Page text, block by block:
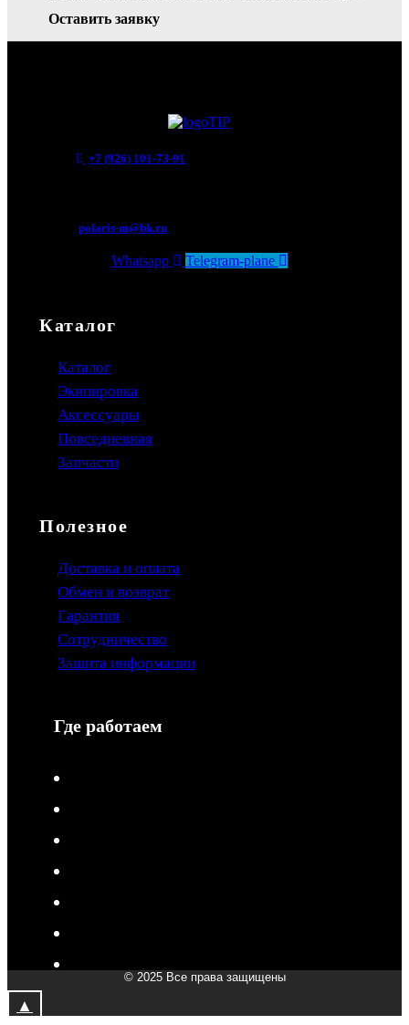
Оставить заявку
+7 (926) 101-73-91
polaris-m@bk.ru
Whatsapp Telegram-plane
Каталог
Каталог
Экипировка
Аксессуары
Повседневная
Запчасти
Полезное
Доставка и оплата
Обмен и возврат
Гарантия
Сотрудничество
Защита информации
Где работаем
© 2025 Все права защищены
▲